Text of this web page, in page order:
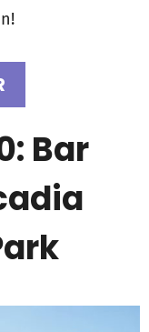
Bar